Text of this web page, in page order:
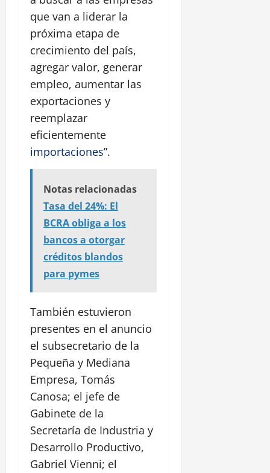
que van a liderar la
próxima etapa de
crecimiento del país,
agregar valor, generar
empleo, aumentar las
exportaciones y
reemplazar
eficientemente
importaciones”.
Notas relacionadas
Tasa del 24%: El
BCRA obliga a los
bancos a otorgar
créditos blandos
para pymes
También estuvieron
presentes en el anuncio
el subsecretario de la
Pequeña y Mediana
Empresa, Tomás
Canosa; el jefe de
Gabinete de la
Secretaría de Industria y
Desarrollo Productivo,
Gabriel Vienni; el